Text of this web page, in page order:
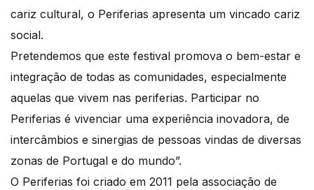
cariz cultural, o Periferias apresenta um vincado cariz
social.
Pretendemos que este festival promova o bem-estar e
integração de todas as comunidades, especialmente
aquelas que vivem nas periferias. Participar no
Periferias é vivenciar uma experiência inovadora, de
intercâmbios e sinergias de pessoas vindas de diversas
zonas de Portugal e do mundo”.
O Periferias foi criado em 2011 pela associação de